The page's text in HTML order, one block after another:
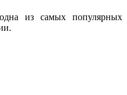
из самых популярных